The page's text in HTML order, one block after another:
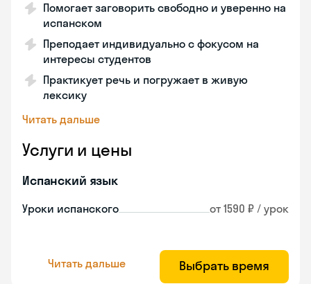
Помогает заговорить свободно и уверенно на
испанском
Преподает индивидуально с фокусом на
интересы студентов
Практикует речь и погружает в живую
лексику
Читать дальше
Услуги и цены
Испанский язык
Уроки испанского от 1590 ₽ / урок
Читать дальше Выбрать время